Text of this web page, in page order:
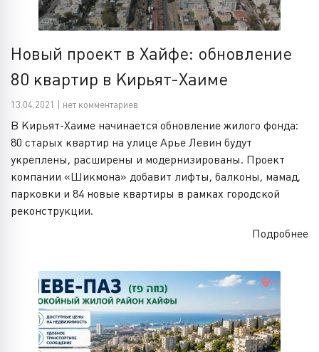
Новый проект в Хайфе: обновление
80 квартир в Кирьят-Хаиме
13.04.2021 | нет комментариев
В Кирьят-Хаиме начинается обновление жилого фонда:
80 старых квартир на улице Арье Левин будут
укреплены, расширены и модернизированы. Проект
компании «Шикмона» добавит лифты, балконы, мамад,
парковки и 84 новые квартиры в рамках городской
реконструкции.
Подробнее